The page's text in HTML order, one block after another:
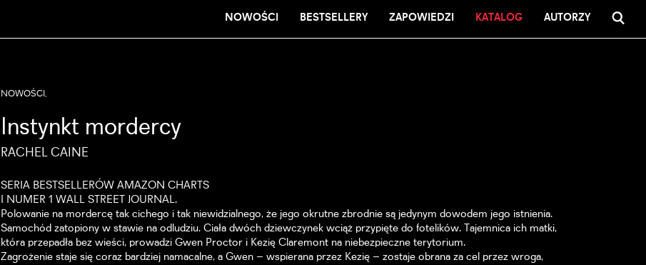
NOWOŚCI BESTSELLERY ZAPOWIEDZI KATALOG AUTORZY
NOWOŚCI,
Instynkt mordercy
RACHEL CAINE
SERIA BESTSELLERÓW AMAZON CHARTS
I NUMER 1 WALL STREET JOURNAL.
Polowanie na mordercę tak cichego i tak niewidzialnego, że jego okrutne zbrodnie są jedynym dowodem jego istnienia.
Samochód zatopiony w stawie na odludziu. Ciała dwóch dziewczynek wciąż przypięte do fotelików. Tajemnica ich matki,
która przepadła bez wieści, prowadzi Gwen Proctor i Kezię Claremont na niebezpieczne terytorium.
Zagrożenie staje się coraz bardziej namacalne, a Gwen – wspierana przez Kezię – zostaje obrana za cel przez wroga,